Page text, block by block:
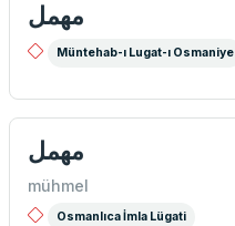
مهمل
Müntehab-ı Lugat-ı Osmaniye
مهمل
mühmel
Osmanlıca İmla Lügati